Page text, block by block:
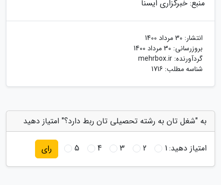
منبع: خبرگزاری ایسنا
انتشار: 30 مرداد 1400
بروزرسانی: 30 مرداد 1400
گردآورنده: mehrbox.ir
شناسه مطلب: 1716
به "شغل تان به رشته تحصیلی تان ربط دارد؟" امتیاز دهید
امتیاز دهید:1
2
3
4
5 رای